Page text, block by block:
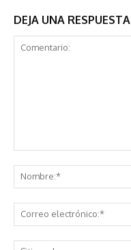
DEJA UNA RESPUESTA